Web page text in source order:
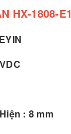
HX-1808-E1
: 8 mm